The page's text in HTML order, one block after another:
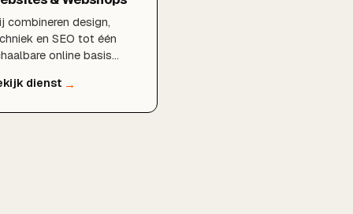
met je ambities
structureel meer omzet
combineren design,
en SEO tot één
online basis